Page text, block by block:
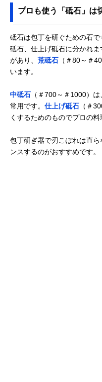
プロも使う「砥石」は
砥石は包丁を研ぐための石
砥石、仕上げ砥石に分かれ
があり、 荒砥石 （＃80～＃
います。
中砥石 （＃700～＃1000）
常用です。 仕上げ砥石 （＃
くするためのものでプロの料
包丁研ぎ器で刃こぼれは直
ンスするのがおすすめです。